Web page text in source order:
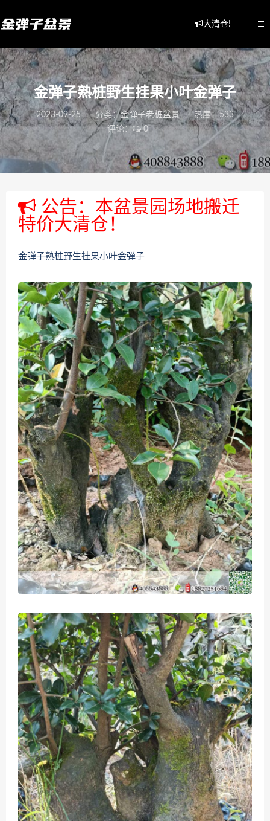
大清仓!
金弹子熟桩野生挂果小叶金弹子
2023-09-25 分类：金弹子老桩盆景
热度：533
评论：
0
公告：本盆景园场地搬迁
特价大清仓！
金弹子熟桩野生挂果小叶金弹子